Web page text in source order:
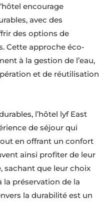
encourage
avec des
des options de
Cette approche éco-
à la gestion de l’eau,
et de réutilisation
l’hôtel lyf East
de séjour qui
en offrant un confort
ainsi profiter de leur
sachant que leur choix
la préservation de la
la durabilité est un